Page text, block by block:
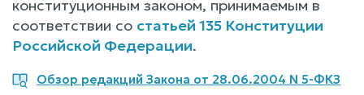
конституционным законом, принимаемым в
соответствии со статьей 135 Конституции
Российской Федерации.
Обзор редакций Закона от 28.06.2004 N 5-ФКЗ